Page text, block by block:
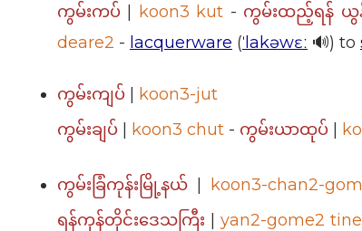
ကွမ်းကပ် | koon3 kut - ကွမ်းထည့်ရန် ယွ
deare2 - lacquerware (ˈlakəwɛː 🔊) to
ကွမ်းကျပ် | koon3-jut
ကွမ်းချပ် | koon3 chut - ကွမ်းယာထုပ် |
ကွမ်းခြံကုန်းမြို့နယ် | koon3-chan2-
ရန်ကုန်တိုင်းဒေသကြီး | yan2-gome2